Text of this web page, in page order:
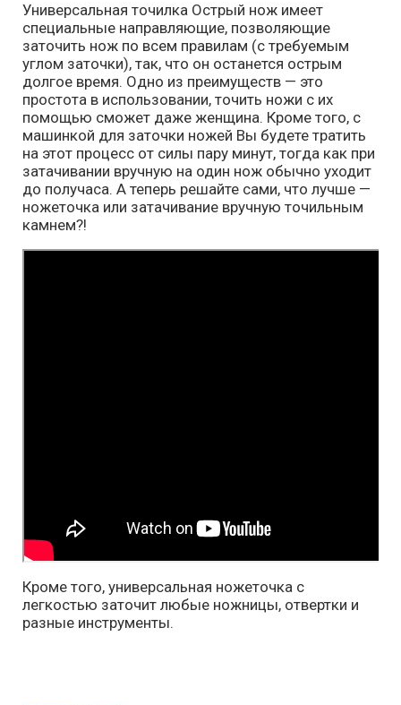
Универсальная точилка Острый нож имеет
специальные направляющие, позволяющие
заточить нож по всем правилам (с требуемым
углом заточки), так, что он останется острым
долгое время. Одно из преимуществ — это
простота в использовании, точить ножи с их
помощью сможет даже женщина. Кроме того, с
машинкой для заточки ножей Вы будете тратить
на этот процесс от силы пару минут, тогда как при
затачивании вручную на один нож обычно уходит
до получаса. А теперь решайте сами, что лучше —
ножеточка или затачивание вручную точильным
камнем?!
Кроме того, универсальная ножеточка с
легкостью заточит любые ножницы, отвертки и
разные инструменты.